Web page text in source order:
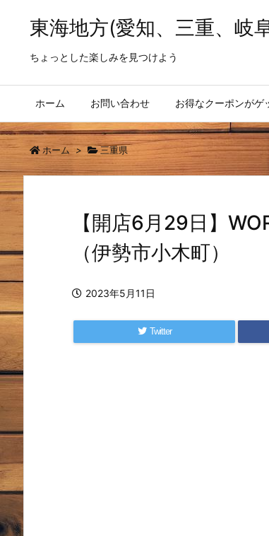
東海地方(愛知、三重、岐
ちょっとした楽しみを見つけよう
ホーム お問い合わせ お得なクーポンがゲ
ホーム > 三重県
【開店6月29日】
（伊勢市小木町）
2023年5月11日
Twitter